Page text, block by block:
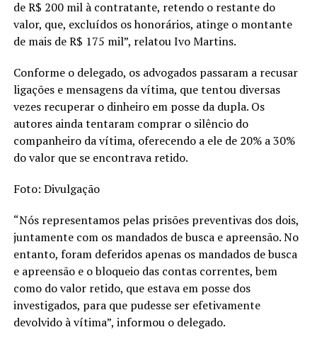
de R$ 200 mil à contratante, retendo o restante do
valor, que, excluídos os honorários, atinge o montante
de mais de R$ 175 mil”, relatou Ivo Martins.
Conforme o delegado, os advogados passaram a recusar
ligações e mensagens da vítima, que tentou diversas
vezes recuperar o dinheiro em posse da dupla. Os
autores ainda tentaram comprar o silêncio do
companheiro da vítima, oferecendo a ele de 20% a 30%
do valor que se encontrava retido.
Foto: Divulgação
“Nós representamos pelas prisões preventivas dos dois,
juntamente com os mandados de busca e apreensão. No
entanto, foram deferidos apenas os mandados de busca
e apreensão e o bloqueio das contas correntes, bem
como do valor retido, que estava em posse dos
investigados, para que pudesse ser efetivamente
devolvido à vítima”, informou o delegado.